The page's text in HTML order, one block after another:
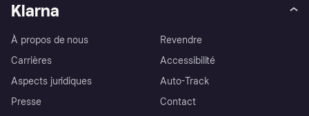
Klarna
À propos de nous
Carrières
Aspects juridiques
Presse
Revendre
Accessibilité
Auto-Track
Contact